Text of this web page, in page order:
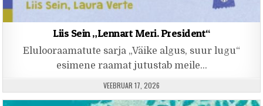
Liis Sein „Lennart Meri. President“
Elulooraamatute sarja „Väike algus, suur lugu“
esimene raamat jutustab meile…
PUBLISHED DATE:
VEEBRUAR 17, 2026